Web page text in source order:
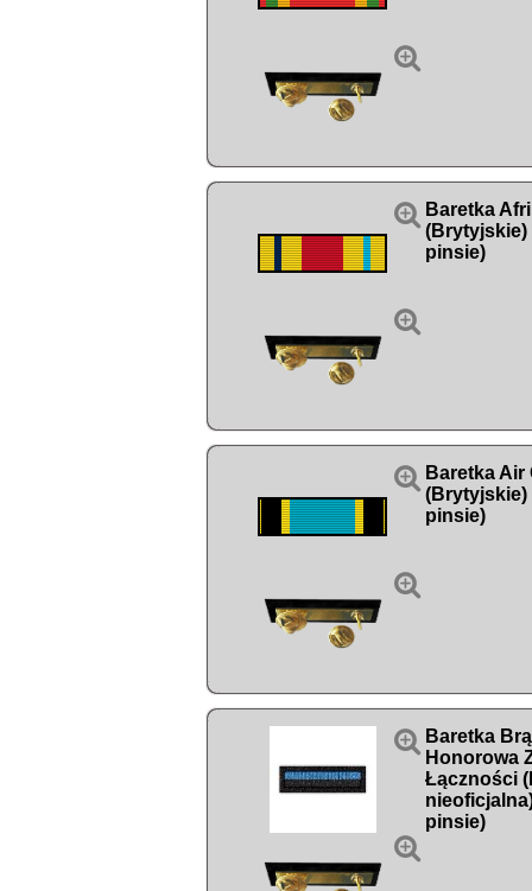



Baretka
(Brytyjskie)
pinsie)


Baretka Air
(Brytyjskie)
pinsie)


Baretka
Honorowa
Łączności
pinsie)